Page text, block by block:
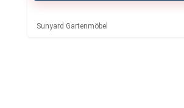
Sunyard Gartenmöbel